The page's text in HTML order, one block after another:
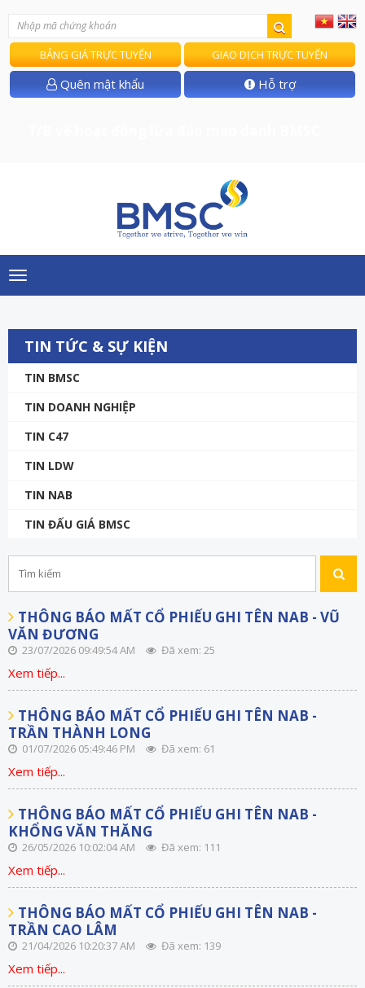
BẢNG GIÁ TRỰC TUYẾN GIAO DỊCH TRỰC TUYẾN
Quên mật khẩu Hỗ trợ
Toggle
navigation
TIN TỨC & SỰ KIỆN
TIN BMSC
TIN DOANH NGHIỆP
TIN C47
TIN LDW
TIN NAB
TIN ĐẤU GIÁ BMSC
THÔNG BÁO MẤT CỔ PHIẾU GHI TÊN NAB - VŨ
VĂN ĐƯƠNG
23/07/2026 09:49:54 AM Đã xem: 25
Xem tiếp...
THÔNG BÁO MẤT CỔ PHIẾU GHI TÊN NAB -
TRẦN THÀNH LONG
01/07/2026 05:49:46 PM Đã xem: 61
Xem tiếp...
THÔNG BÁO MẤT CỔ PHIẾU GHI TÊN NAB -
KHỔNG VĂN THĂNG
26/05/2026 10:02:04 AM Đã xem: 111
Xem tiếp...
THÔNG BÁO MẤT CỔ PHIẾU GHI TÊN NAB -
TRẦN CAO LÂM
21/04/2026 10:20:37 AM Đã xem: 139
Xem tiếp...